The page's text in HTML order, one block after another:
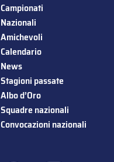
Campionati
Nazionali
Amichevoli
Calendario
News
Stagioni passate
Albo d’Oro
Squadre nazionali
Convocazioni nazionali